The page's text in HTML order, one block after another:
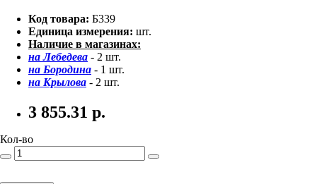
Код товара: Б339
Единица измерения: шт.
Наличие в магазинах:
на Лебедева - 2 шт.
на Бородина - 1 шт.
на Крылова - 2 шт.
3 855.31 р.
Кол-во